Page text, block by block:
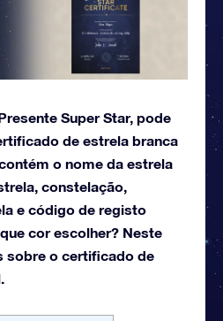
Super Star, pode
de estrela branca
o nome da estrela
constelação,
e código de registo
cor escolher? Neste
sobre o certificado de